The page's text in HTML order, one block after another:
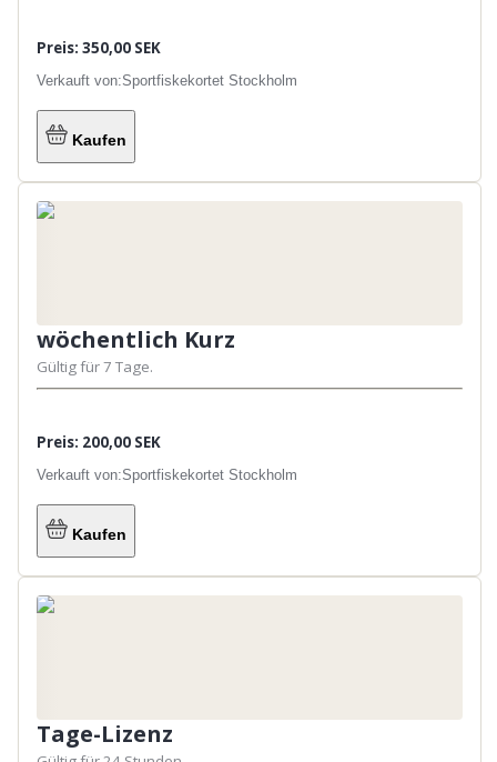
Preis: 350,00 SEK
Verkauft von:Sportfiskekortet Stockholm
Kaufen
wöchentlich Kurz
Gültig für 7 Tage.
Preis: 200,00 SEK
Verkauft von:Sportfiskekortet Stockholm
Kaufen
Tage-Lizenz